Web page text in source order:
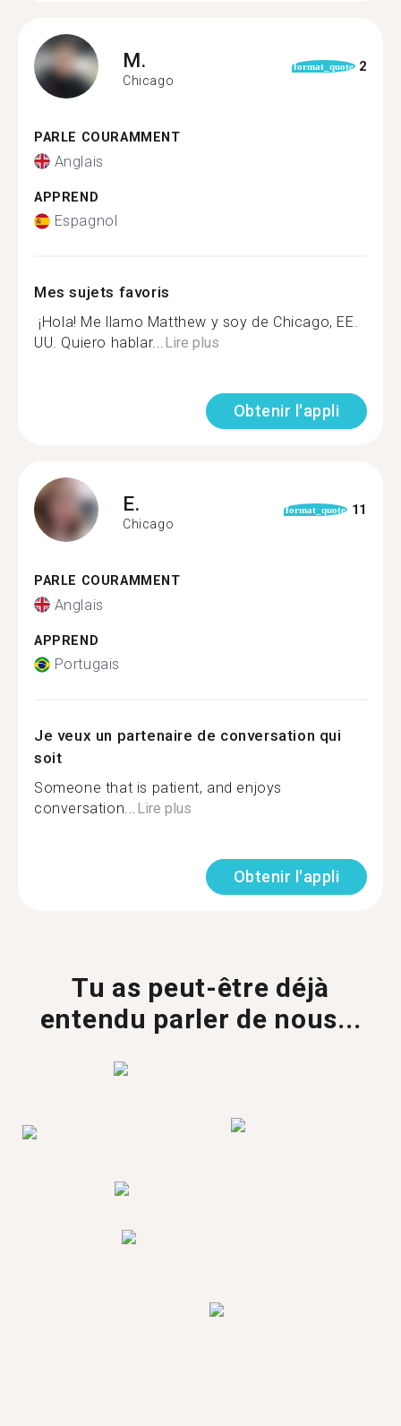
M.
Chicago
format_quote 2
PARLE COURAMMENT
Anglais
APPREND
Espagnol
Mes sujets favoris
️‍ ¡Hola! Me llamo Matthew y soy de Chicago, EE.
UU. Quiero hablar...Lire plus
Obtenir l'appli
E.
Chicago
format_quote 11
PARLE COURAMMENT
Anglais
APPREND
Portugais
Je veux un partenaire de conversation qui
soit
Someone that is patient, and enjoys
conversation...Lire plus
Obtenir l'appli
Tu as peut-être déjà
entendu parler de nous...